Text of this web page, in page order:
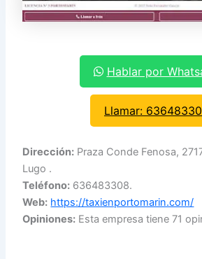
Hablar por
Llamar:
Dirección: Praza Conde Fenosa,
Lugo .
Teléfono: 636483308.
Web: https://taxienportomarin.com/
Opiniones: Esta empresa tiene 71